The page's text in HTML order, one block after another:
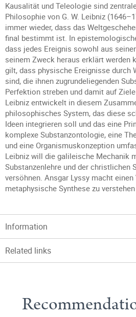
Kausalität und Teleologie sind
Philosophie von G. W. Leibniz
immer wieder, dass das
final bestimmt ist. In
dass jedes Ereignis sowohl aus
seinem Zweck heraus erklärt werden
gilt, dass physische Ereignisse durch
sind, die ihnen zugrundeliegenden
Perfektion streben und damit auf
Leibniz entwickelt in diesem
philosophisches System, das diese
Ideen integrieren soll und das eine
komplexe Substanzontologie, eine
und eine Organismuskonzeption
Leibniz will die galileische Mechanik
Substanzenlehre und der christlichen
versöhnen. Ansgar Lyssy macht
metaphysische Synthese zu
Information
Related links